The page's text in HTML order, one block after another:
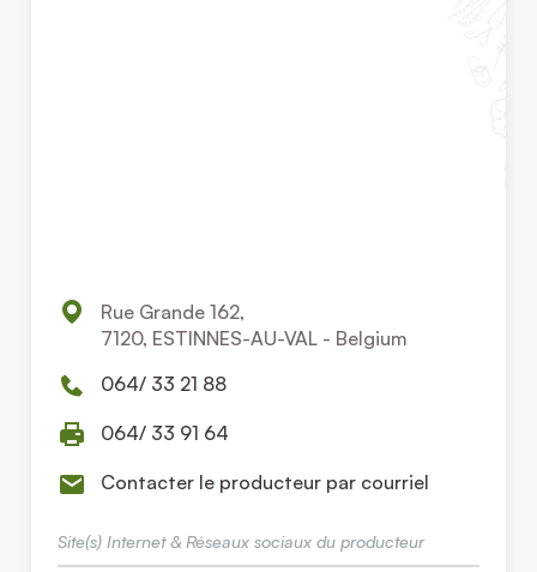
Rue Grande 162,
7120, ESTINNES-AU-VAL - Belgium
064/ 33 21 88
064/ 33 91 64
Contacter le producteur par courriel
Site(s) Internet & Réseaux sociaux du producteur